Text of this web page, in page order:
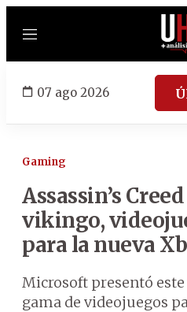
Menú
07 ago 2026
Gaming
Assassin’s
vikingo,
para la nueva
Microsoft presentó
gama de videojuegos